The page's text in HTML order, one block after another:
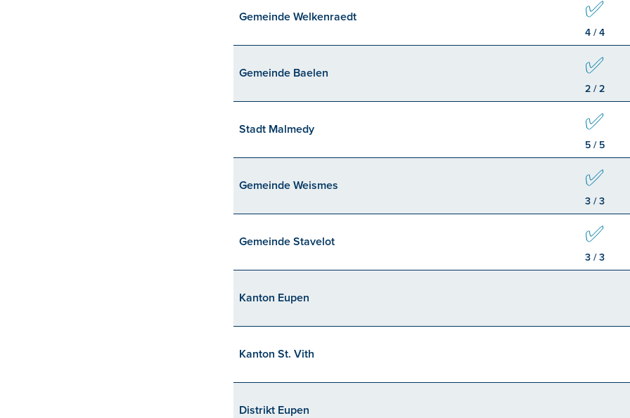
Gemeinde Welkenraedt ✅
4 / 4
Gemeinde Baelen ✅
2 / 2
Stadt Malmedy ✅
5 / 5
Gemeinde Weismes ✅
3 / 3
Gemeinde Stavelot ✅
3 / 3
Kanton Eupen
Kanton St. Vith
Distrikt Eupen